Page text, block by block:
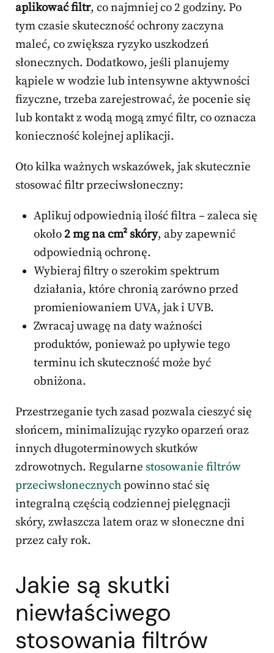
aplikować filtr, co najmniej co 2 godziny. Po
tym czasie skuteczność ochrony zaczyna
maleć, co zwiększa ryzyko uszkodzeń
słonecznych. Dodatkowo, jeśli planujemy
kąpiele w wodzie lub intensywne aktywności
fizyczne, trzeba zarejestrować, że pocenie się
lub kontakt z wodą mogą zmyć filtr, co oznacza
konieczność kolejnej aplikacji.
Oto kilka ważnych wskazówek, jak skutecznie
stosować filtr przeciwsłoneczny:
Aplikuj odpowiednią ilość filtra – zaleca się
około 2 mg na cm² skóry, aby zapewnić
odpowiednią ochronę.
Wybieraj filtry o szerokim spektrum
działania, które chronią zarówno przed
promieniowaniem UVA, jak i UVB.
Zwracaj uwagę na daty ważności
produktów, ponieważ po upływie tego
terminu ich skuteczność może być
obniżona.
Przestrzeganie tych zasad pozwala cieszyć się
słońcem, minimalizując ryzyko oparzeń oraz
innych długoterminowych skutków
zdrowotnych. Regularne stosowanie filtrów
przeciwsłonecznychpowinno stać się
integralną częścią codziennej pielęgnacji
skóry, zwłaszcza latem oraz w słoneczne dni
przez cały rok.
Jakie są skutki
niewłaściwego
stosowania filtrów